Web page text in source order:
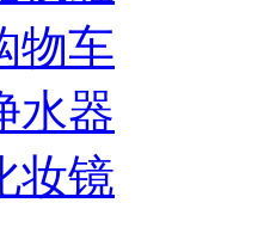
物车
水器
妆镜